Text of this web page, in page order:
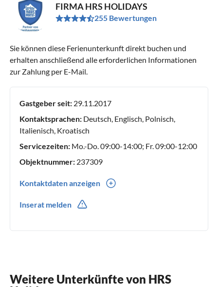
FIRMA HRS HOLIDAYS
255 Bewertungen
Sie können diese Ferienunterkunft direkt buchen und
erhalten anschließend alle erforderlichen Informationen
zur Zahlung per E-Mail.
Gastgeber seit: 29.11.2017
Kontaktsprachen: Deutsch, Englisch, Polnisch,
Italienisch, Kroatisch
Servicezeiten: Mo.-Do. 09:00-14:00; Fr. 09:00-12:00
Objektnummer: 237309
Kontaktdaten anzeigen
Inserat melden
Weitere Unterkünfte von HRS